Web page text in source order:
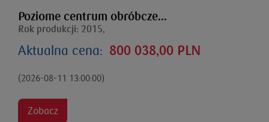
Poziome centrum obróbcze...
Rok produkcji: 2015,
Aktualna cena: 800 038,00 PLN
(2026-08-11 13:00:00)
Zobacz